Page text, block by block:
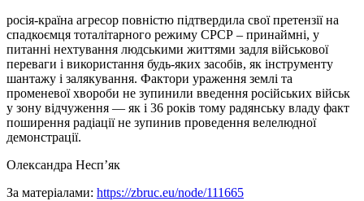
росія-країна агресор повністю підтвердила свої претензії на
спадкоємця тоталітарного режиму СРСР – принаймні, у
питанні нехтування людськими життями задля військової
переваги і використання будь-яких засобів, як інструменту
шантажу і залякування. Фактори ураження землі та
променевої хвороби не зупинили введення російських військ
у зону відчуження — як і 36 років тому радянську владу факт
поширення радіації не зупинив проведення велелюдної
демонстрації.
Олександра Несп’як
За матеріалами: https://zbruc.eu/node/111665